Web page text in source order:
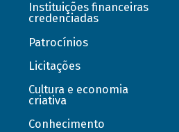
Instituições financeiras
credenciadas
Patrocínios
Licitações
Cultura e economia
criativa
Conhecimento